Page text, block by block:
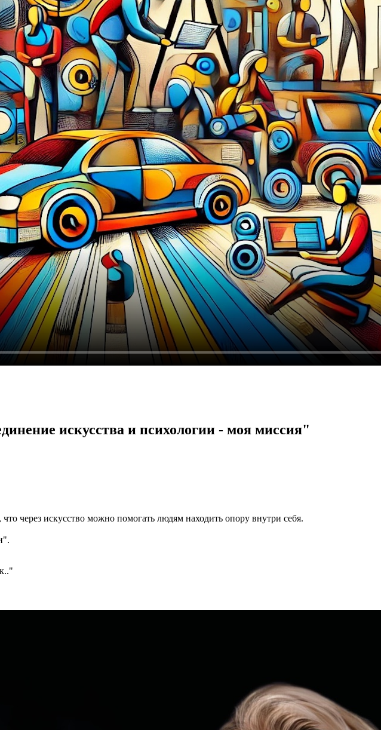
искусства и психологии - моя миссия"
через искусство можно помогать людям находить опору внутри себя.